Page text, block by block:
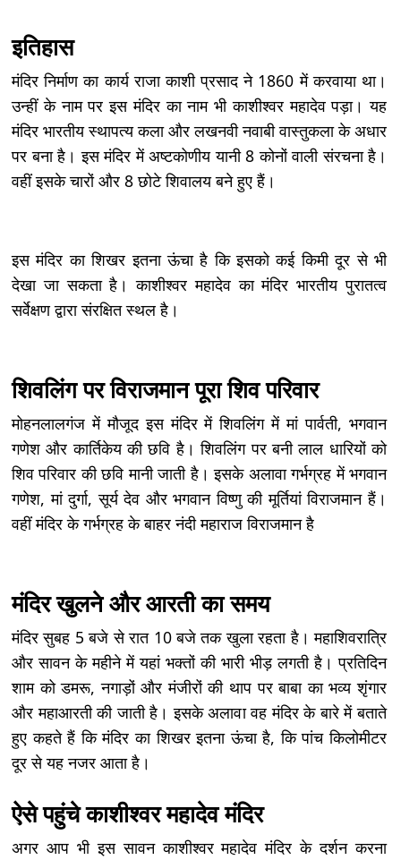
इतिहास
मंदिर निर्माण का कार्य राजा काशी प्रसाद ने 1860 में करवाया था।
उन्हीं के नाम पर इस मंदिर का नाम भी काशीश्वर महादेव पड़ा। यह
मंदिर भारतीय स्थापत्य कला और लखनवी नवाबी वास्तुकला के अधार
पर बना है। इस मंदिर में अष्टकोणीय यानी 8 कोनों वाली संरचना है।
वहीं इसके चारों और 8 छोटे शिवालय बने हुए हैं।
इस मंदिर का शिखर इतना ऊंचा है कि इसको कई किमी दूर से भी
देखा जा सकता है। काशीश्वर महादेव का मंदिर भारतीय पुरातत्व
सर्वेक्षण द्वारा संरक्षित स्थल है।
शिवलिंग पर विराजमान पूरा शिव परिवार
मोहनलालगंज में मौजूद इस मंदिर में शिवलिंग में मां पार्वती, भगवान
गणेश और कार्तिकेय की छवि है। शिवलिंग पर बनी लाल धारियों को
शिव परिवार की छवि मानी जाती है। इसके अलावा गर्भग्रह में भगवान
गणेश, मां दुर्गा, सूर्य देव और भगवान विष्णु की मूर्तियां विराजमान हैं।
वहीं मंदिर के गर्भग्रह के बाहर नंदी महाराज विराजमान है
मंदिर खुलने और आरती का समय
मंदिर सुबह 5 बजे से रात 10 बजे तक खुला रहता है। महाशिवरात्रि
और सावन के महीने में यहां भक्तों की भारी भीड़ लगती है। प्रतिदिन
शाम को डमरू, नगाड़ों और मंजीरों की थाप पर बाबा का भव्य शृंगार
और महाआरती की जाती है। इसके अलावा वह मंदिर के बारे में बताते
हुए कहते हैं कि मंदिर का शिखर इतना ऊंचा है, कि पांच किलोमीटर
दूर से यह नजर आता है।
ऐसे पहुंचे काशीश्वर महादेव मंदिर
अगर आप भी इस सावन काशीश्वर महादेव मंदिर के दर्शन करना